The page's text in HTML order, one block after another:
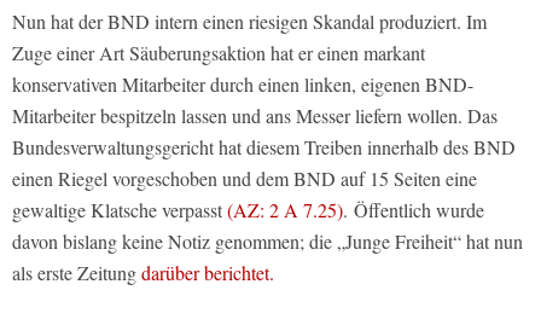
Nun hat der BND intern einen riesigen Skandal produziert. Im
Zuge einer Art Säuberungsaktion hat er einen markant
konservativen Mitarbeiter durch einen linken, eigenen BND-
Mitarbeiter bespitzeln lassen und ans Messer liefern wollen. Das
Bundesverwaltungsgericht hat diesem Treiben innerhalb des BND
einen Riegel vorgeschoben und dem BND auf 15 Seiten eine
gewaltige Klatsche verpasst(AZ: 2 A 7.25). Öffentlich wurde
davon bislang keine Notiz genommen; die „Junge Freiheit“ hat nun
als erste Zeitungdarüber berichtet.